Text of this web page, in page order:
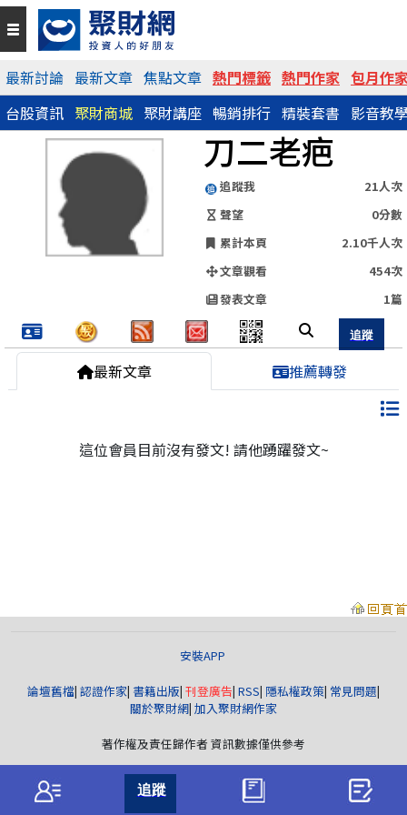
最新討論 最新文章 焦點文章 熱門標籤 熱門作家 包月作
台股資訊 聚財商城 聚財講座 暢銷排行 精裝套書 影音教
刀二老疤
追蹤我
21人次
聲望
0分數
累計本頁
2.10千人次
文章觀看
454次
發表文章
1篇
QR Code
https://www.wearn.com/blog.asp?id=108889
分享網址
最新文章 推薦轉發
這位會員目前沒有發文! 請他踴躍發文~
安裝APP
論壇舊檔| 認證作家| 書籍出版| 刊登廣告| RSS| 隱私權政策| 常見問題|
關於聚財網| 加入聚財網作家
著作權及責任歸作者 資訊數據僅供參考
版權所有© wearn.com All Rights Reserved.